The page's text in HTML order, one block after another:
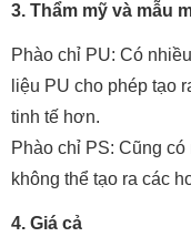
3. Thẩm mỹ và mẫu
Phào chỉ PU: Có
liệu PU cho phép tạo
tinh tế hơn.
Phào chỉ PS: Cũng
không thể tạo ra các
4. Giá cả